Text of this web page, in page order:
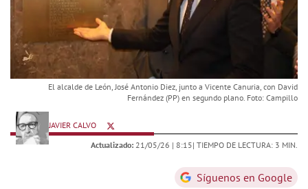
El alcalde de León, José Antonio Diez, junto a Vicente Canuria, con David
Fernández (PP) en segundo plano. Foto: Campillo
JAVIER CALVO
Actualizado: 21/05/26 | 8:15| TIEMPO DE LECTURA: 3 MIN.
Síguenos en Google